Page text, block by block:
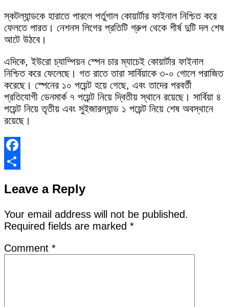
স্কটল্যান্ডকে হারাতে পারলে পর্তুগাল কোয়ার্টার ফাইনাল নিশ্চিত করে
ফেলতে পারত। নেশনস লিগের প্রতিটি গ্রুপ থেকে শীর্ষ দুটি দল শেষ
আটে উঠবে।
এদিকে, ইউরো চ্যাম্পিয়ন স্পেন চার ম্যাচেই কোয়ার্টার ফাইনাল
নিশ্চিত করে ফেলেছে। গত রাতে তারা সার্বিয়াকে ৩-০ গোলে পরাজিত
করেছে। স্পেনের ১০ পয়েন্ট হয়ে গেছে, এবং তাদের পরবর্তী
প্রতিযোগী ডেনমার্ক ৭ পয়েন্ট নিয়ে দ্বিতীয় স্থানে রয়েছে। সার্বিয়া ৪
পয়েন্ট নিয়ে তৃতীয় এবং সুইজারল্যান্ড ১ পয়েন্ট নিয়ে শেষ অবস্থানে
রয়েছে।
Facebook
Leave a Reply
Your email address will not be published.
Required fields are marked *
Comment *